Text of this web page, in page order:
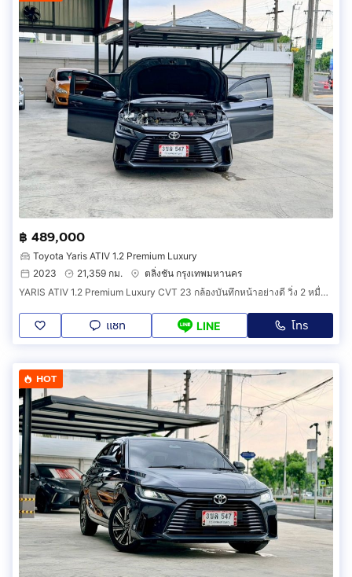
฿ 489,000
Toyota Yaris ATIV 1.2 Premium Luxury
2023
21,359 กม.
ตลิ่งชัน กรุงเทพมหานคร
YARIS ATIV 1.2 Premium Luxury CVT 23 กล้องบันทึกหน้าอย่างดี วิ่ง 2 หมื่นโล ประวัติโตต้า มือเดียว ทุกอย่างครบ เล่มพร้อมโอน ภาษี 70 ยางใหม่
แชท LINE โทร
HOT